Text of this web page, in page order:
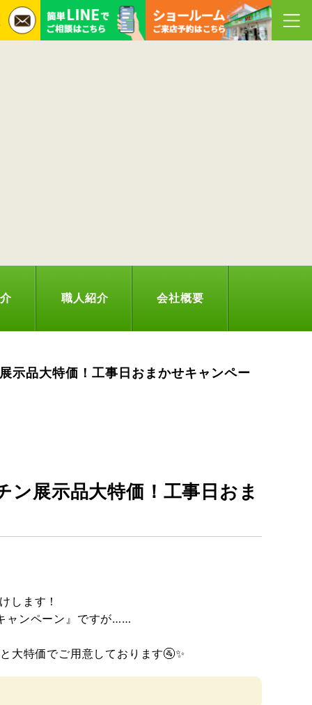
職人紹介 会社概要
示品大特価！工事日おまかせキャンペー
展示品大特価！工事日おま
します！
ャンペーン』ですが……
大特価でご用意しております🚰✨